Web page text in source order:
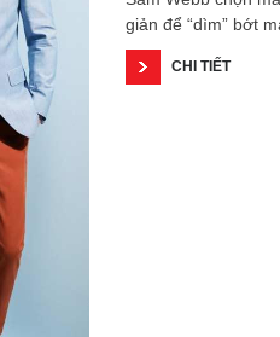
giản để “dìm” bớt
CHI TIẾT